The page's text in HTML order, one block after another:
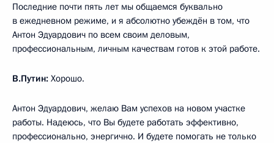
Последние почти пять лет мы общаемся буквально
в ежедневном режиме, и я абсолютно убеждён в том, что
Антон Эдуардович по всем своим деловым,
профессиональным, личным качествам готов к этой работе.
В.Путин: Хорошо.
Антон Эдуардович, желаю Вам успехов на новом участке
работы. Надеюсь, что Вы будете работать эффективно,
профессионально, энергично. И будете помогать не только